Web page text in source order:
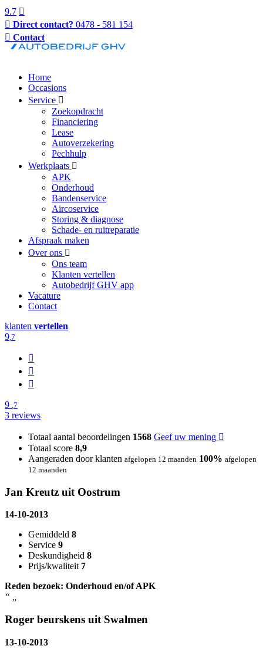
9.7
Direct contact? 0478 - 581 154
Contact
Home
Occasions
Service
Zoekopdracht
Financiering
Lease
Autoverzekering
Pechhulp
Werkplaats
APK
Onderhoud
Bandenservice
Aircoservice
Storing & diagnose
Schade- en ruitreparatie
Afspraak maken
Over ons
Ons team
Klanten vertellen
Autobedrijf GHV app
Vacature
Contact
klanten vertellen
9,7
9 ,7
3 reviews
Totaal aantal beoordelingen 1568 Geef uw mening
Totaal score 8,9
Aangeraden door klanten afgelopen 12 maanden 100% afgelopen
12 maanden
Jan Kreutz uit Oostrum
14-10-2013
Gemiddeld 8
Service 9
Deskundigheid 8
Prijs/kwaliteit 7
Reden bezoek: Onderhoud en/of APK
“ „
Roger beurskens uit Swalmen
13-10-2013